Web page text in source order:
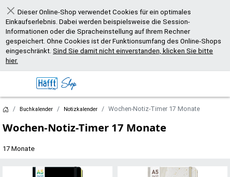
Schließen
Dieser Online-Shop verwendet Cookies für ein optimales
Einkaufserlebnis. Dabei werden beispielsweise die Session-
Informationen oder die Spracheinstellung auf Ihrem Rechner
gespeichert. Ohne Cookies ist der Funktionsumfang des Online-Shops
eingeschränkt. Sind Sie damit nicht einverstanden, klicken Sie bitte
hier.
Buchkalender Notizkalender Wochen-Notiz-Timer 17 Monate
Wochen-Notiz-Timer 17 Monate
17 Monate